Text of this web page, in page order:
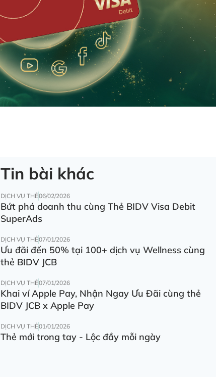
Tin bài khác
DỊCH VỤ THẺ06/02/2026
Bứt phá doanh thu cùng Thẻ BIDV Visa Debit
SuperAds
DỊCH VỤ THẺ07/01/2026
Ưu đãi đến 50% tại 100+ dịch vụ Wellness cùng
thẻ BIDV JCB
DỊCH VỤ THẺ07/01/2026
Khai ví Apple Pay, Nhận Ngay Ưu Đãi cùng thẻ
BIDV JCB x Apple Pay
DỊCH VỤ THẺ01/01/2026
Thẻ mới trong tay - Lộc đầy mỗi ngày